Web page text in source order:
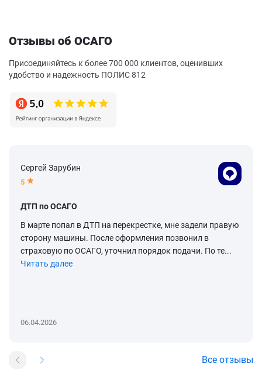
Отзывы об ОСАГО
Присоединяйтесь к более 700 000 клиентов, оценивших
удобство и надежность ПОЛИС 812
Сергей Зарубин
5
ДТП по ОСАГО
В марте попал в ДТП на перекрестке, мне задели правую
сторону машины. После оформления позвонил в
страховую по ОСАГО, уточнил порядок подачи. По те...
Читать далее
06.04.2026
Все отзывы